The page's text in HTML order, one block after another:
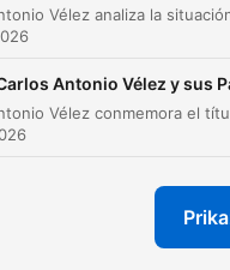
Antonio Vélez y sus